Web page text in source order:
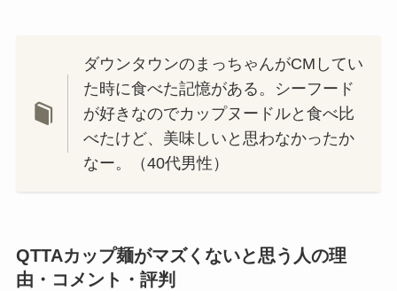
ダウンタウンのまっちゃんがCMしてい
た時に食べた記憶がある。シーフード
が好きなのでカップヌードルと食べ比
べたけど、美味しいと思わなかったか
なー。（40代男性）
QTTAカップ麺がマズくないと思う人の理
由・コメント・評判